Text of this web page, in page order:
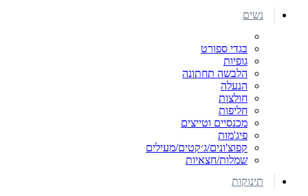
נשים
בגדי ספורט
גופיות
הלבשה תחתונה
הנעלה
חולצות
חליפות
מכנסיים וטייצים
פיג'מות
קפוצ'ונים/ג׳קטים/מעילים
שמלות/חצאיות
תינוקות